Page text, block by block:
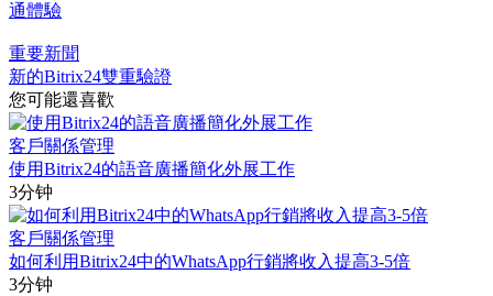
通體驗
重要新聞
新的Bitrix24雙重驗證
您可能還喜歡
客戶關係管理
使用Bitrix24的語音廣播簡化外展工作
3分钟
客戶關係管理
如何利用Bitrix24中的WhatsApp行銷將收入提高3-5倍
3分钟